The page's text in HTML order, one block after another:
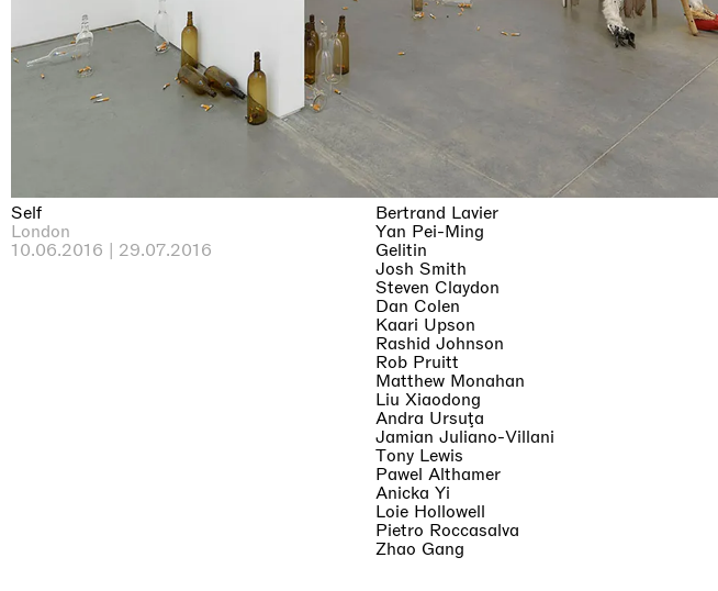
Self
London
10.06.2016 | 29.07.2016
Bertrand Lavier
Yan Pei-Ming
Gelitin
Josh Smith
Steven Claydon
Dan Colen
Kaari Upson
Rashid Johnson
Rob Pruitt
Matthew Monahan
Liu Xiaodong
Andra Ursuţa
Jamian Juliano-Villani
Tony Lewis
Pawel Althamer
Anicka Yi
Loie Hollowell
Pietro Roccasalva
Zhao Gang